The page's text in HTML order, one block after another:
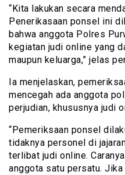
“Kita lakukan secara
Penerikasaan ponsel ini
bahwa anggota Polres
kegiatan judi online yang
maupun keluarga,” jelas
Ia menjelaskan,
mencegah ada anggota
perjudian, khususnya judi
“Pemeriksaan ponsel
tidaknya personel di
terlibat judi online.
anggota satu persatu.